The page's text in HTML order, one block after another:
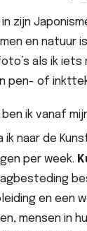
in zijn
en natuur
als ik
pen- of
ik vanaf
ik naar de
per week.
en een
mensen in